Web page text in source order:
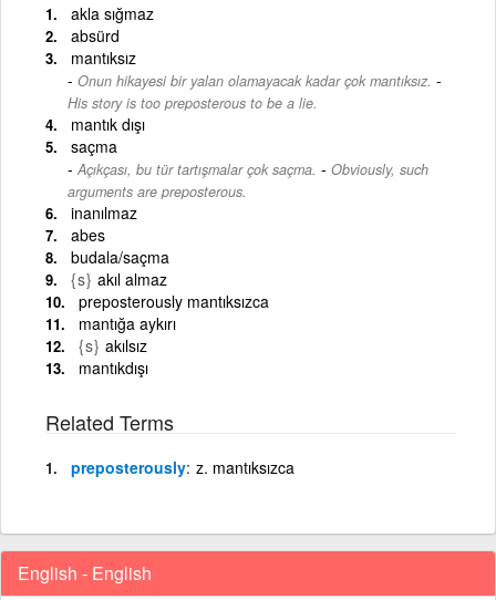
akla sığmaz
absürd
mantıksız
Onun hikayesi bir yalan olamayacak kadar çok mantıksız. -
His story is too preposterous to be a lie.
mantık dışı
saçma
Açıkçası, bu tür tartışmalar çok saçma. - Obviously, such
arguments are preposterous.
inanılmaz
abes
budala/saçma
{s} akıl almaz
preposterously mantıksızca
mantığa aykırı
{s} akılsız
mantıkdışı
Related Terms
preposterously z. mantıksızca
English - English